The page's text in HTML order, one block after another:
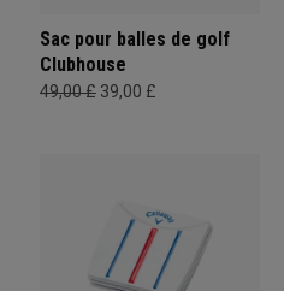
Sac pour balles de golf
Clubhouse
49,00 £ 39,00 £